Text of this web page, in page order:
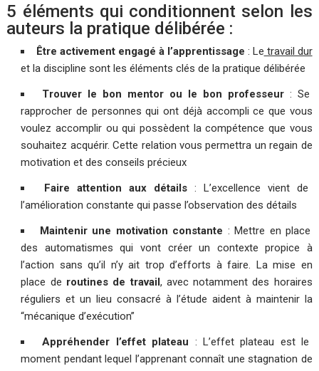
5 éléments qui conditionnent selon les
auteurs la pratique délibérée :
Être activement engagé à l’apprentissage : Le travail dur
et la discipline sont les éléments clés de la pratique délibérée
Trouver le bon mentor ou le bon professeur: Se
rapprocher de personnes qui ont déjà accompli ce que vous
voulez accomplir ou qui possèdent la compétence que vous
souhaitez acquérir. Cette relation vous permettra un regain de
motivation et des conseils précieux
Faire attention aux détails : L’excellence vient de
l’amélioration constante qui passe l’observation des détails
Maintenir une motivation constante : Mettre en place
des automatismes qui vont créer un contexte propice à
l’action sans qu’il n’y ait trop d’efforts à faire. La mise en
place de routines de travail, avec notamment des horaires
réguliers et un lieu consacré à l’étude aident à maintenir la
“mécanique d’exécution”
Appréhender l’effet plateau : L’effet plateau est le
moment pendant lequel l’apprenant connaît une stagnation de